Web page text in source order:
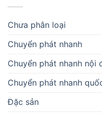
Chưa phân loại
Chuyển phát nhanh
Chuyển phát nhanh nội
Chuyển phát nhanh
Đặc sản